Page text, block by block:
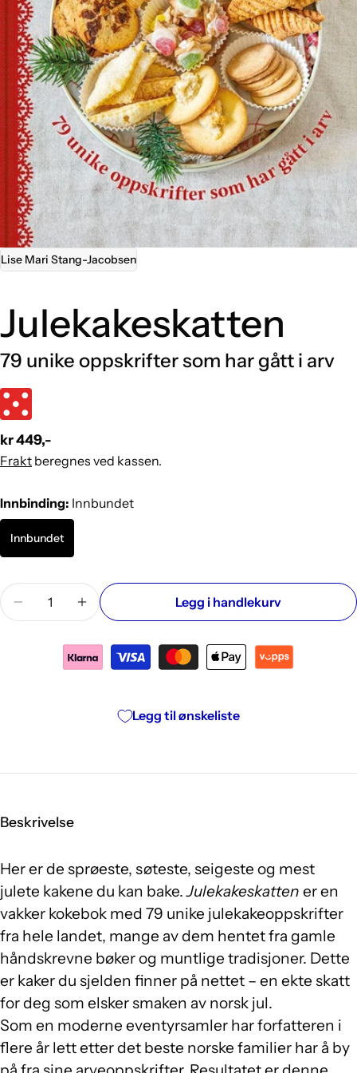
Lise Mari Stang-Jacobsen
Julekakeskatten
79 unike oppskrifter som har gått i arv
Vanlig
pris
kr 449,-
Frakt beregnes ved kassen.
Innbinding: Innbundet
Innbundet
Mengde
Reduser antallet for Julekakeskatten: de beste
Øk antallet for Julekakeskatten: de
Legg i handlekurv
Legg til ønskeliste
Beskrivelse
Her er de sprøeste, søteste, seigeste og mest
julete kakene du kan bake.Julekakeskatten er en
vakker kokebok med 79 unike julekakeoppskrifter
fra hele landet, mange av dem hentet fra gamle
håndskrevne bøker og muntlige tradisjoner. Dette
er kaker du sjelden finner på nettet – en ekte skatt
for deg som elsker smaken av norsk jul.
Som en moderne eventyrsamler har forfatteren i
flere år lett etter det beste norske familier har å by